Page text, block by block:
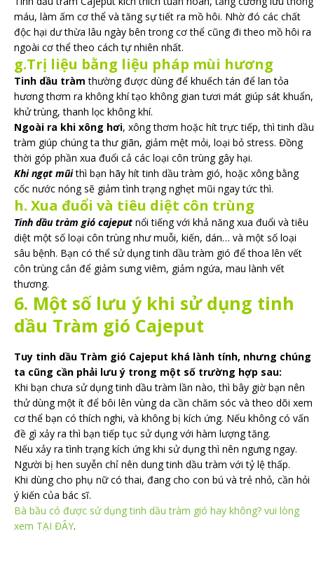
máu, làm ấm cơ thể và tăng sự tiết ra mồ hôi. Nhờ đó các chất
độc hại dư thừa lâu ngày bên trong cơ thể cũng đi theo mồ hôi ra
ngoài cơ thể theo cách tự nhiên nhất.
g.Trị liệu bằng liệu pháp mùi hương
Tinh dầu tràm thường được dùng để khuếch tán để lan tỏa
hương thơm ra không khí tạo không gian tươi mát giúp sát khuẩn,
khử trùng, thanh lọc không khí.
Ngoài ra khi xông hơi, xông thơm hoặc hít trực tiếp, thì tinh dầu
tràm giúp chúng ta thư giãn, giảm mệt mỏi, loại bỏ stress. Đồng
thời góp phần xua đuổi cả các loại côn trùng gây hại.
Khi ngạt mũithì bạn hãy hít tinh dầu tràm gió, hoặc xông bằng
cốc nước nóng sẽ giảm tình trạng nghẹt mũi ngay tức thì.
h. Xua đuổi và tiêu diệt côn trùng
Tinh dầu tràm gió cajeput nổi tiếng với khả năng xua đuổi và tiêu
diệt một số loại côn trùng như muỗi, kiến, dán… và một số loại
sâu bệnh. Bạn có thể sử dụng tinh dầu tràm gió để thoa lên vết
côn trùng cắn để giảm sưng viêm, giảm ngứa, mau lành vết
thương.
6. Một số lưu ý khi sử dụng tinh
dầu Tràm gió Cajeput
Tuy tinh dầu Tràm gió Cajeput khá lành tính, nhưng chúng
ta cũng cần phải lưu ý trong một số trường hợp sau:
Khi bạn chưa sử dụng tinh dầu tràm lần nào, thì bây giờ bạn nên
thử dùng một ít để bôi lên vùng da cần chăm sóc và theo dõi xem
cơ thể bạn có thích nghi, và không bị kích ứng. Nếu không có vấn
đề gì xảy ra thì bạn tiếp tục sử dụng với hàm lượng tăng.
Nếu xảy ra tình trạng kích ứng khi sử dụng thì nên ngưng ngay.
Người bị hen suyễn chỉ nên dung tinh dầu tràm với tỷ lệ thấp.
Khi dùng cho phụ nữ có thai, đang cho con bú và trẻ nhỏ, cần hỏi
ý kiến của bác sĩ.
Bà bầu có được sử dụng tinh dầu tràm gió hay không? vui lòng
xem TẠI ĐÂY.